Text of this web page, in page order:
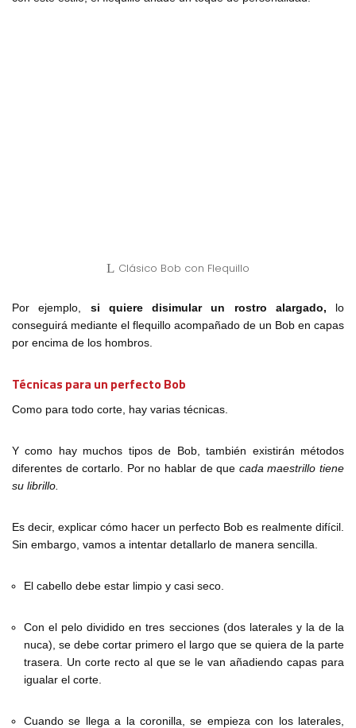
Clásico Bob con Flequillo
Por ejemplo, si quiere disimular un rostro alargado, lo
conseguirá mediante el flequillo acompañado de un Bob en capas
por encima de los hombros.
Técnicas para un perfecto Bob
Como para todo corte, hay varias técnicas.
Y como hay muchos tipos de Bob, también existirán métodos
diferentes de cortarlo. Por no hablar de que cada maestrillo tiene
su librillo.
Es decir, explicar cómo hacer un perfecto Bob es realmente difícil.
Sin embargo, vamos a intentar detallarlo de manera sencilla.
El cabello debe estar limpio y casi seco.
Con el pelo dividido en tres secciones (dos laterales y la de la
nuca), se debe cortar primero el largo que se quiera de la parte
trasera. Un corte recto al que se le van añadiendo capas para
igualar el corte.
Cuando se llega a la coronilla, se empieza con los laterales,